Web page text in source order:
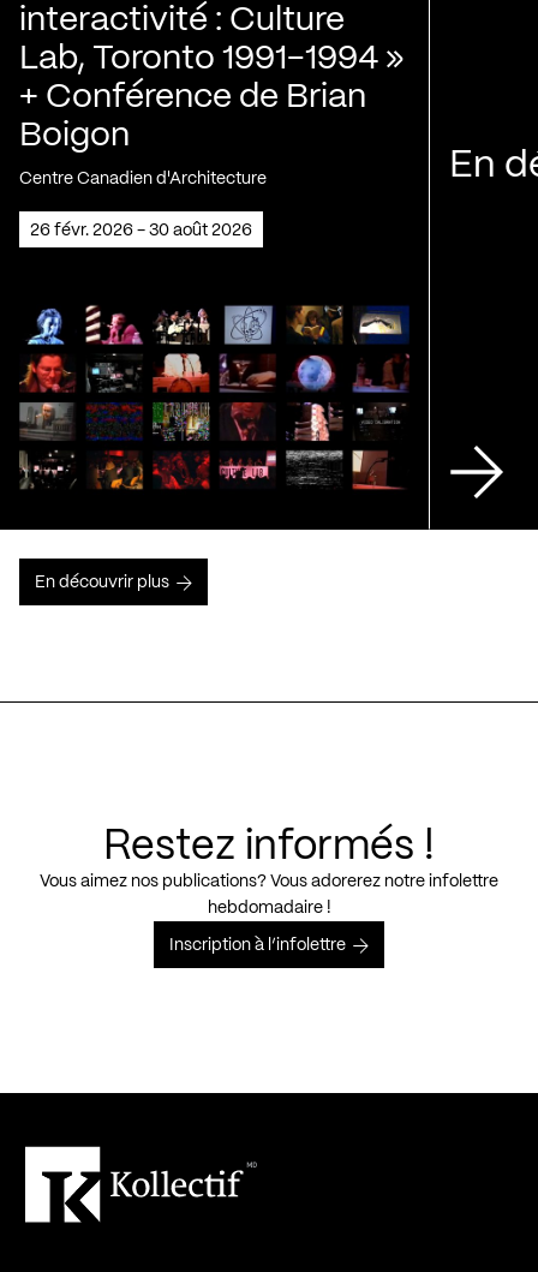
interactivité : Culture
Lab, Toronto 1991-1994 »
+ Conférence de Brian
Boigon
Centre Canadien d'Architecture
26 févr. 2026 - 30 août 2026
En
En découvrir plus
Restez informés !
Vous aimez nos publications? Vous adorerez notre infolettre
hebdomadaire !
Inscription à l’infolettre